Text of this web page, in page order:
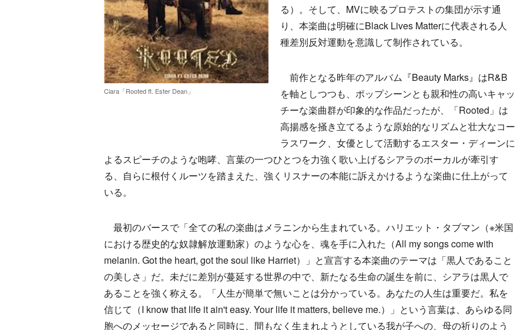
Ciara「Rooted ft. Ester Dean」
る）。そして、MVに映るプロテストの集団が示す通
り、本楽曲は明確にBlack Lives Matterに代表される人
種差別反対運動を意識して制作されている。
前作となる昨年のアルバム『Beauty Marks』はR&B
を軸としつつも、ポップシーンとも親和性の高いキャッ
チーな楽曲群が印象的な作品だったが、「Rooted」は
高揚感を掻き立てるような原始的なリズムと壮大なコー
ラスワーク、女優として活動するエスター・ディーンに
よるスピーチのような咆哮、言葉の一つひとつを力強く歌い上げるシアラのボーカルが牽引す
る、自らに根付くルーツを踏まえた、強くリスナーの本能に訴えかけるような楽曲に仕上がって
いる。
最初のバースで「全ての私の楽曲はメラニンから生まれている。ハリエット・タブマン（※米国
における歴史的な奴隷解放運動家）のような心を、魂を手に入れた（All my songs come with
melanin. Got the heart, got the soul like Harriet）」と宣言する本楽曲のテーマは「黒人であること
の美しさ」だ。未だに差別が蔓延する世界の中で、新たなる生命の誕生を前に、シアラは黒人で
あることを強く称える。「人生が簡単で無いことは分かっている。あなたの人生は重要だ。私を
信じて（I know that life it ain't easy. Your life it matters, believe me.）」という言葉は、あらゆる同
胞へのメッセージであると同時に、間もなく生まれようとしている我が子への、母の祈りのよう